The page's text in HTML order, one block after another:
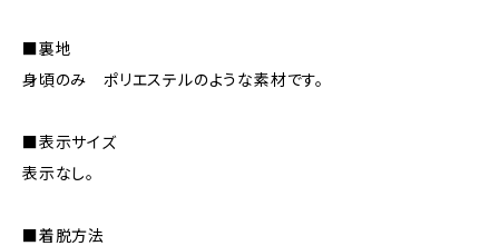
■裏地
身頃のみ ポリエステルのような素材です。
■表示サイズ
表示なし。
■着脱方法